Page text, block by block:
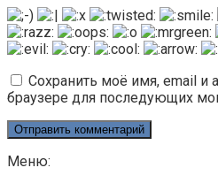
Сохранить моё имя, email и
браузере для последующих
Меню: